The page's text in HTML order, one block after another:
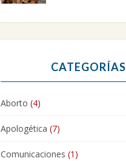
CATEGORÍAS
Aborto (4)
Apologética (7)
Comunicaciones (1)